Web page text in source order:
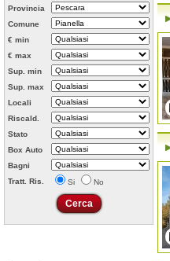
Provincia
Comune
€ min
€ max
Sup. min
Sup. max
Locali
Riscald.
Stato
Box Auto
Bagni
Tratt. Ris.
Si No